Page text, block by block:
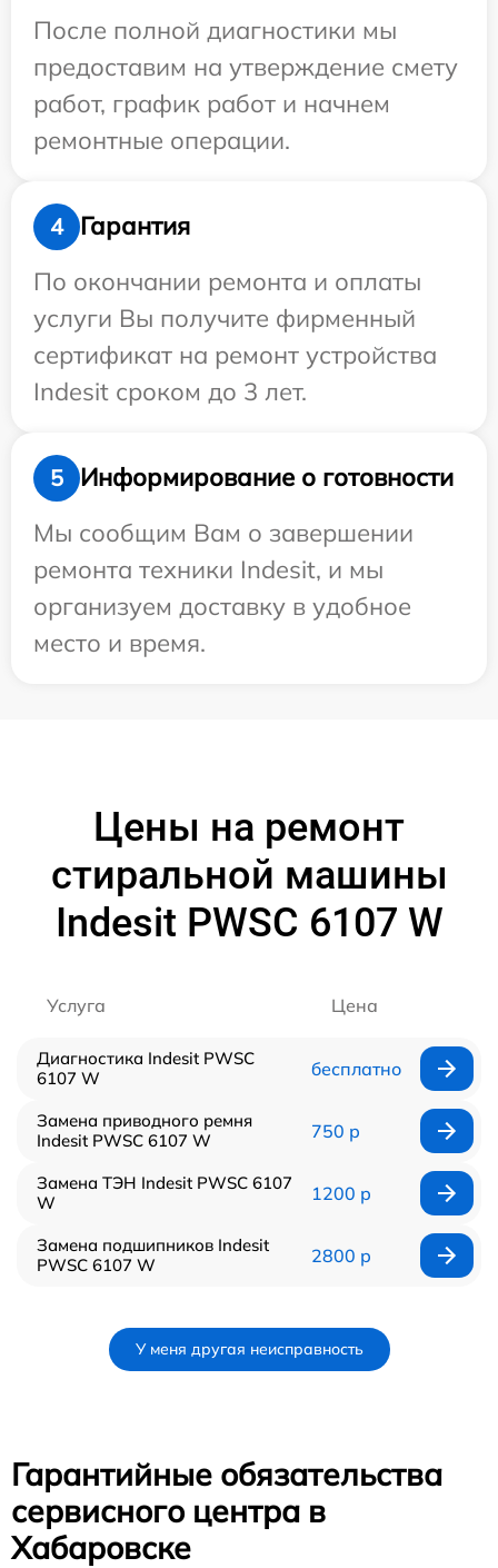
После полной диагностики мы
предоставим на утверждение смету
работ, график работ и начнем
ремонтные операции.
4
Гарантия
По окончании ремонта и оплаты
услуги Вы получите фирменный
сертификат на ремонт устройства
Indesit сроком до 3 лет.
5
Информирование о готовности
Мы сообщим Вам о завершении
ремонта техники Indesit, и мы
организуем доставку в удобное
место и время.
Цены на ремонт
стиральной машины
Indesit PWSC 6107 W
Услуга Цена
Диагностика Indesit PWSC
6107 W
бесплатно
Замена приводного ремня
Indesit PWSC 6107 W
750 р
Замена ТЭН Indesit PWSC 6107
W
1200 р
Замена подшипников Indesit
PWSC 6107 W
2800 р
У меня другая неисправность
Гарантийные обязательства
сервисного центра в
Хабаровске